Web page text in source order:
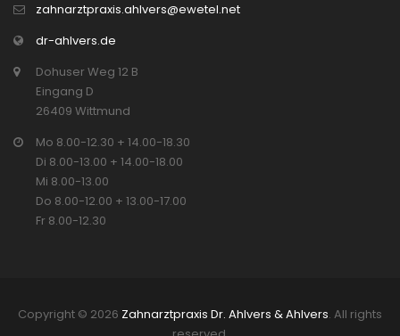
zahnarztpraxis.ahlvers@ewetel.net
dr-ahlvers.de
Dohuser Weg 12 B
Eingang D
26409 Wittmund
Mo 8.00-12.30 + 14.00-18.30
Di 8.00-13.00 + 14.00-18.00
Mi 8.00-13.00
Do 8.00-12.00 + 13.00-17.00
Fr 8.00-12.30
Copyright © 2026 Zahnarztpraxis Dr. Ahlvers & Ahlvers. All rights